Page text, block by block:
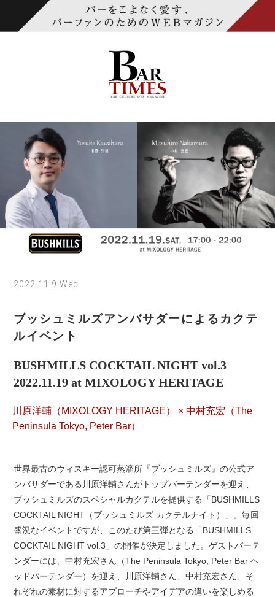
2022.11.9 Wed
ブッシュミルズアンバサダーによるカクテ
ルイベント
BUSHMILLS COCKTAIL NIGHT vol.3
2022.11.19 at MIXOLOGY HERITAGE
川原洋輔（MIXOLOGY HERITAGE） × 中村充宏（The
Peninsula Tokyo, Peter Bar）
世界最古のウィスキー認可蒸溜所『ブッシュミルズ』の公式ア
ンバサダーである川原洋輔さんがトップバーテンダーを迎え、
ブッシュミルズのスペシャルカクテルを提供する「BUSHMILLS
COCKTAIL NIGHT（ブッシュミルズ カクテルナイト）」。毎回
盛況なイベントですが、このたび第三弾となる「BUSHMILLS
COCKTAIL NIGHT vol.3」の開催が決定しました。ゲストバーテ
ンダーには、中村充宏さん（The Peninsula Tokyo, Peter Bar ヘ
ッドバーテンダー）を迎え、川原洋輔さん、中村充宏さん、そ
れぞれの素材に対するアプローチやアイデアの違いを楽しめる